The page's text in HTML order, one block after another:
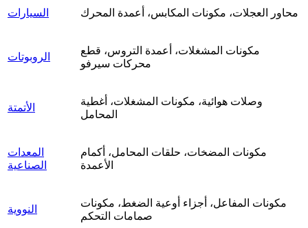
السيارات محاور العجلات، مكونات المكابس، أعمدة المحرك
الروبوتات
مكونات المشغلات، أعمدة التروس، قطع
محركات سيرفو
الأتمتة
وصلات هوائية، مكونات المشغلات، أغطية
المحامل
المعدات
الصناعية
مكونات المضخات، حلقات المحامل، أكمام
الأعمدة
النووية
مكونات المفاعل، أجزاء أوعية الضغط، مكونات
صمامات التحكم